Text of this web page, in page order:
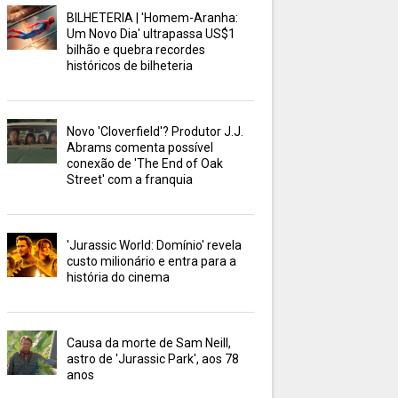
BILHETERIA | 'Homem-Aranha:
Um Novo Dia' ultrapassa US$1
bilhão e quebra recordes
históricos de bilheteria
Novo 'Cloverfield'? Produtor J.J.
Abrams comenta possível
conexão de 'The End of Oak
Street' com a franquia
'Jurassic World: Domínio' revela
custo milionário e entra para a
história do cinema
Causa da morte de Sam Neill,
astro de 'Jurassic Park', aos 78
anos